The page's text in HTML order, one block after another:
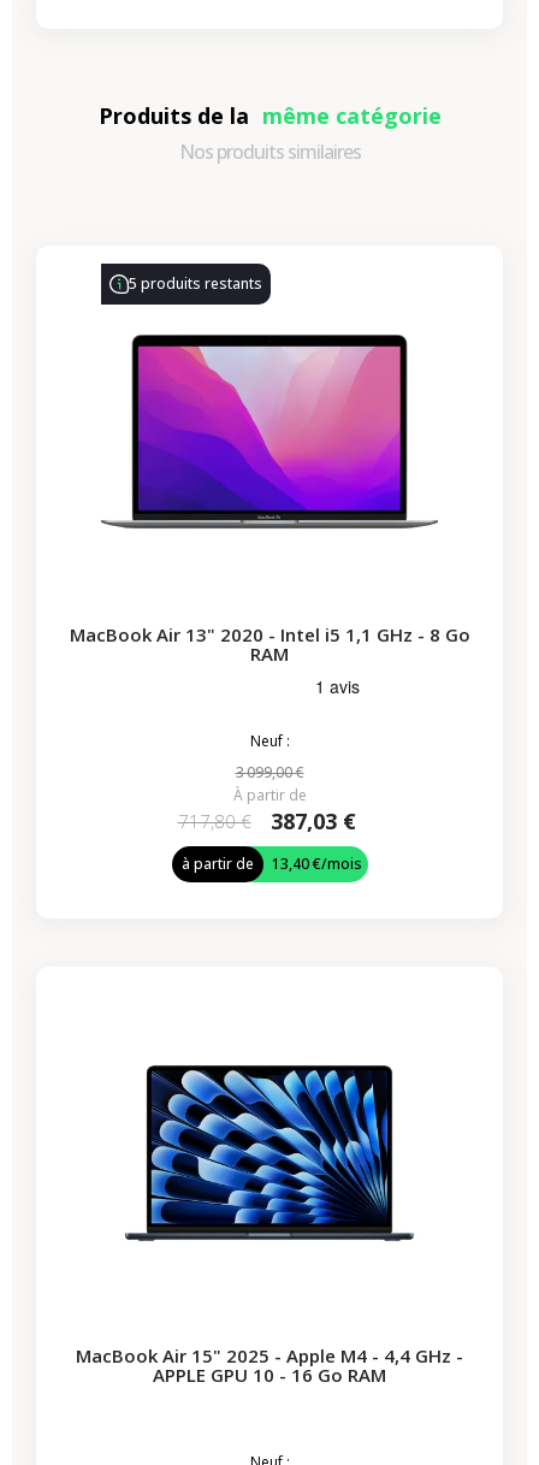
Produits de la même catégorie
Nos produits similaires
5 produits restants
MacBook Air 13" 2020 - Intel i5 1,1 GHz - 8 Go
RAM
Neuf :
3 099,00 €
À partir de
717,80 € 387,03 €
à partir de 13,40 €/mois
MacBook Air 15" 2025 - Apple M4 - 4,4 GHz -
APPLE GPU 10 - 16 Go RAM